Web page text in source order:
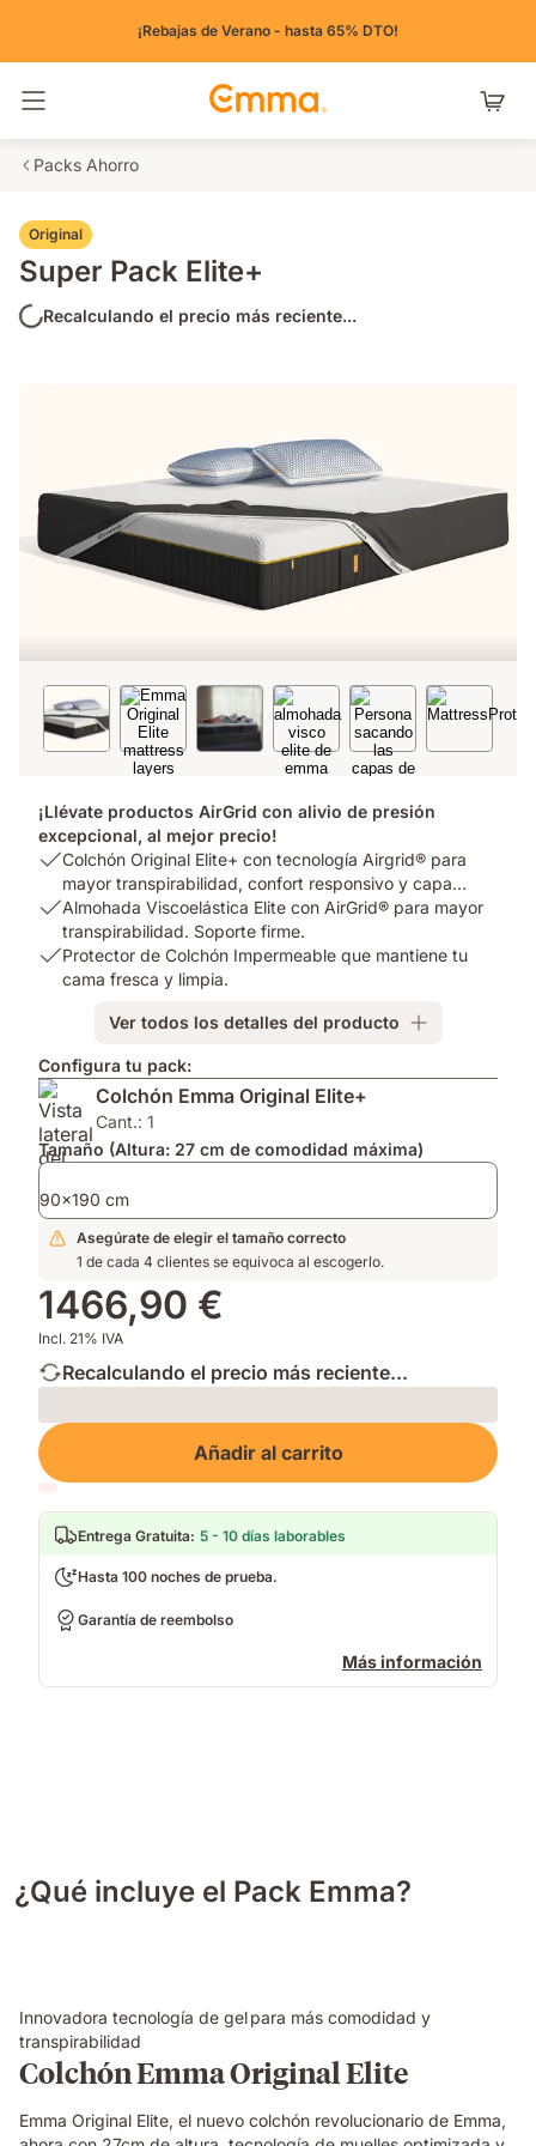
¡Rebajas de Verano - hasta 65% DTO!
Packs Ahorro
Original
Super Pack Elite+
Recalculando el precio más reciente...
¡Llévate productos AirGrid con alivio de presión
excepcional, al mejor precio!
USP
Colchón
Original
Elite+
con
mayor
transpirabilidad,
confort
responsivo
y
capa
hipoalergénica¹.
Colchón Original Elite+ con tecnología Airgrid® para
mayor transpirabilidad, confort responsivo y capa
hipoalergénica1.
USP
Almohada
Viscoelástica
para
mayor
transpirabilidad.
Soporte
firme.
Almohada Viscoelástica Elite con AirGrid® para mayor
transpirabilidad. Soporte firme.
USP
Impermeable
que
mantiene
tu
cama
fresca
y
limpia.
Protector de Colchón Impermeable que mantiene tu
cama fresca y limpia.
Ver todos los detalles del producto
Configura tu pack:
Colchón Emma Original Elite+
Cant.: 1
Tamaño (Altura: 27 cm de comodidad máxima)
90x190 cm
Asegúrate de elegir el tamaño correcto
1 de cada 4 clientes se equivoca al escogerlo.
1466,90 €
Incl. 21% IVA
Recalculando el precio más reciente...
Loading
Añadir al carrito
Entrega Gratuita: 5 - 10 días laborables
Hasta 100 noches de prueba.
Garantía de reembolso
Más información
¿Qué incluye el Pack Emma?
Innovadora tecnología de gel para más comodidad y
transpirabilidad
Colchón Emma Original Elite
Emma Original Elite, el nuevo colchón revolucionario de Emma,